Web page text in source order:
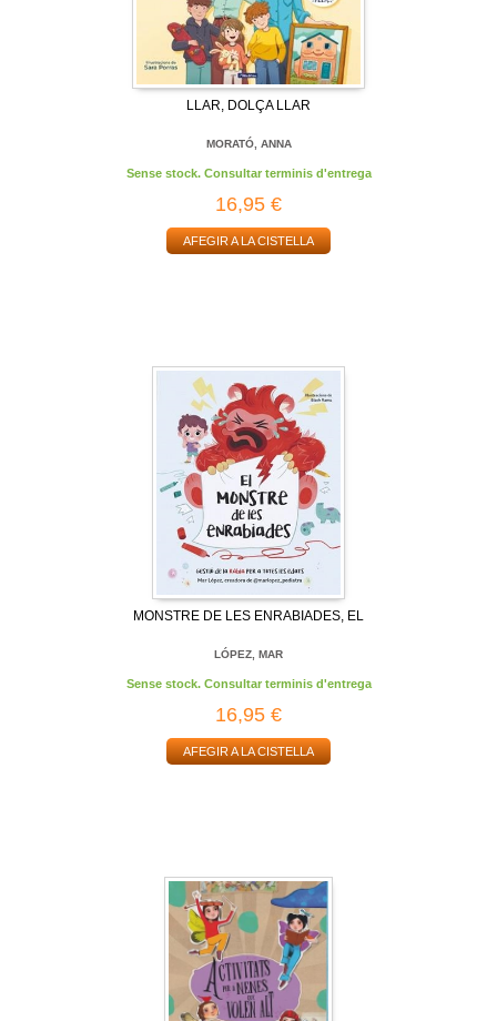
LLAR, DOLÇA LLAR
MORATÓ, ANNA
Sense stock. Consultar terminis d'entrega
16,95 €
AFEGIR A LA CISTELLA
MONSTRE DE LES ENRABIADES, EL
LÓPEZ, MAR
Sense stock. Consultar terminis d'entrega
16,95 €
AFEGIR A LA CISTELLA